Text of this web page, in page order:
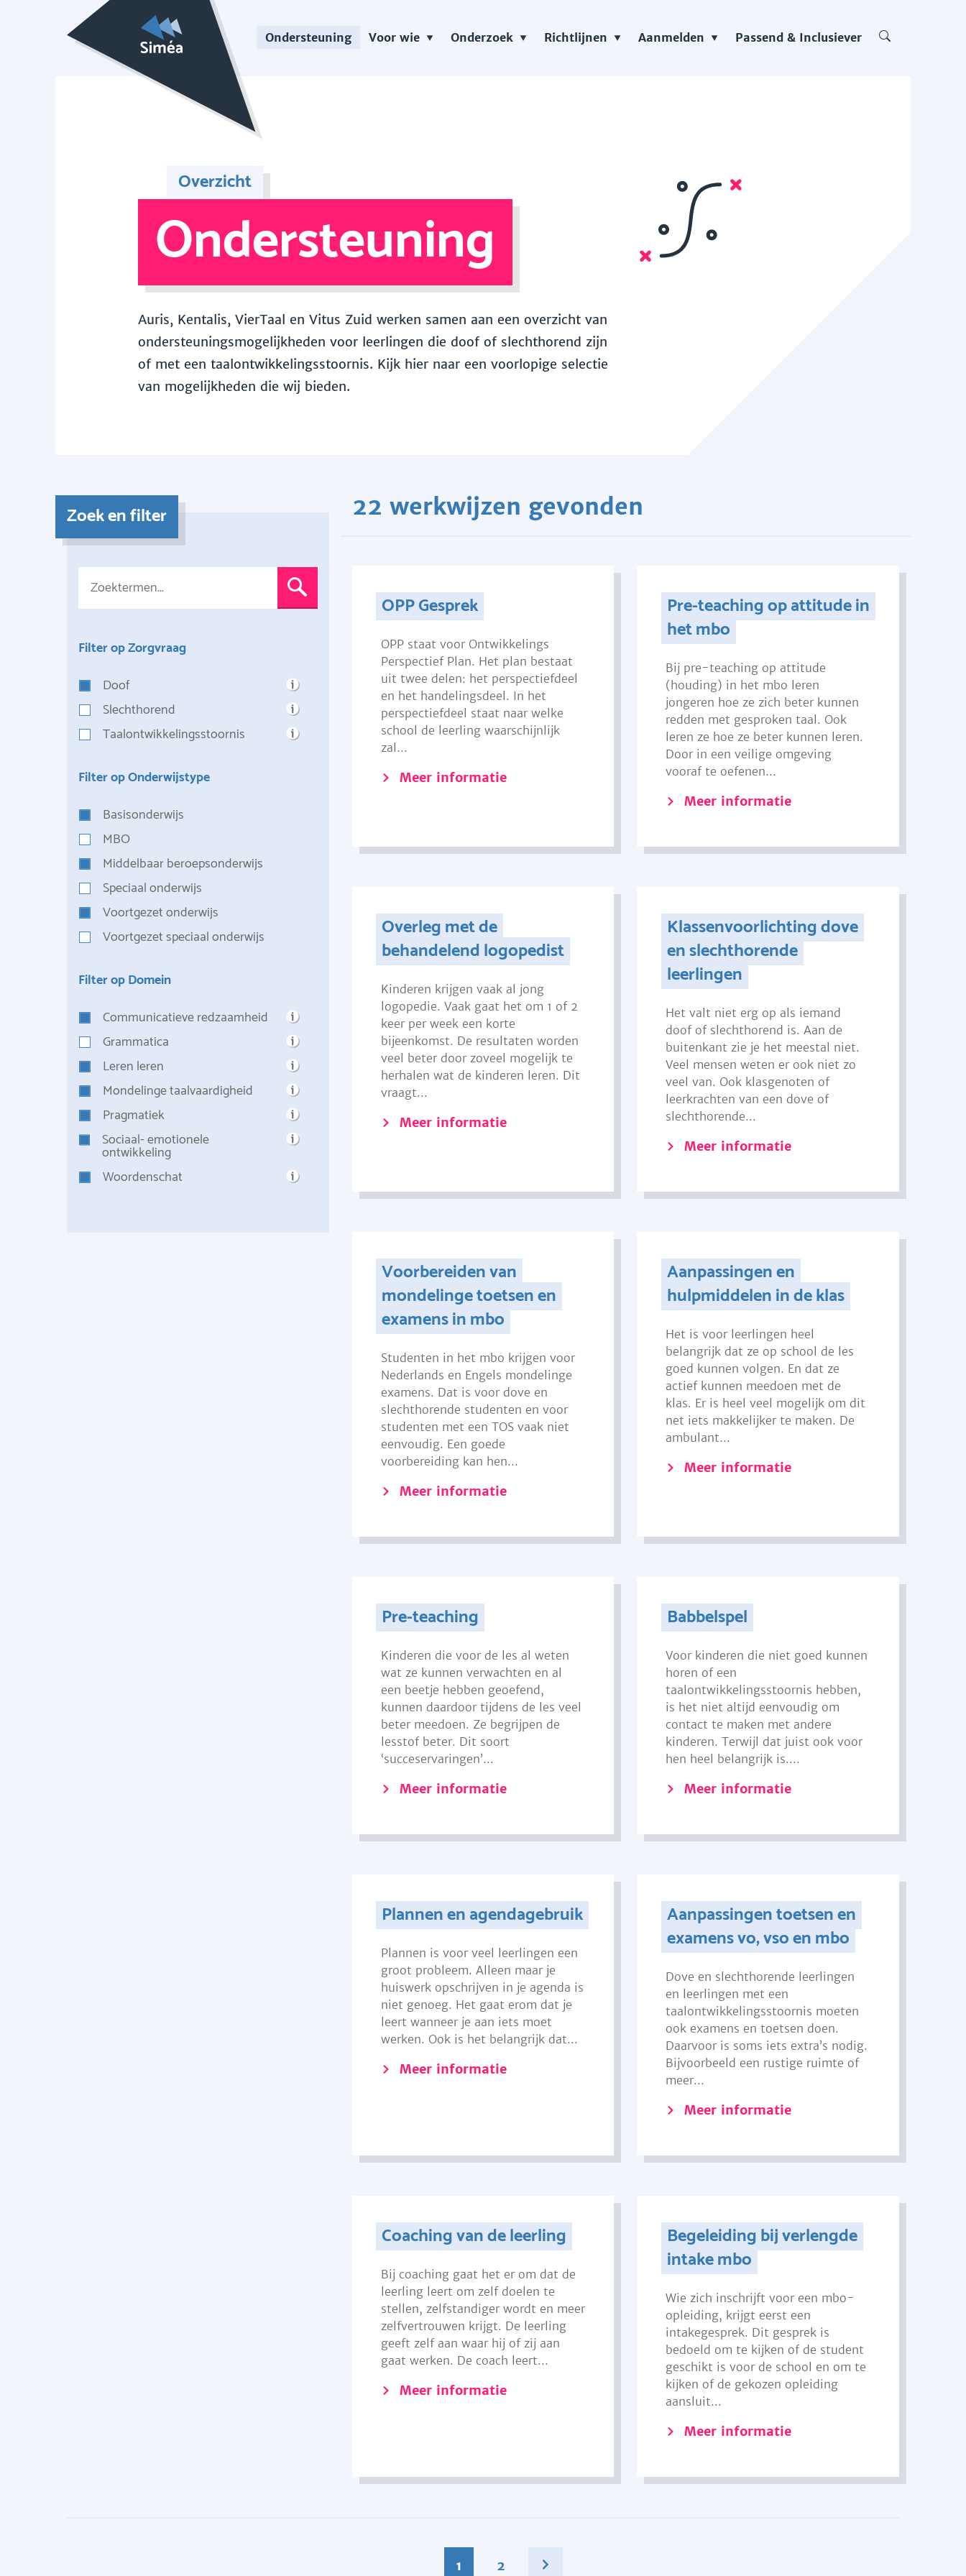
Ondersteuning Voor wie Onderzoek Richtlijnen Aanmelden Passend & Inclusiever
Overzicht
Ondersteuning
Auris, Kentalis, VierTaal en Vitus Zuid werken samen aan een overzicht van
ondersteuningsmogelijkheden voor leerlingen die doof of slechthorend zijn
of met een taalontwikkelingsstoornis. Kijk hier naar een voorlopige selectie
van mogelijkheden die wij bieden.
Zoek en filter
Filter op Zorgvraag
Doof
Slechthorend
Taalontwikkelingsstoornis
Filter op Onderwijstype
Basisonderwijs
MBO
Middelbaar beroepsonderwijs
Speciaal onderwijs
Voortgezet onderwijs
Voortgezet speciaal onderwijs
Filter op Domein
Communicatieve redzaamheid
Grammatica
Leren leren
Mondelinge taalvaardigheid
Pragmatiek
Sociaal- emotionele
ontwikkeling
Woordenschat
22 werkwijzen gevonden
OPP Gesprek
OPP staat voor Ontwikkelings
Perspectief Plan. Het plan bestaat
uit twee delen: het perspectiefdeel
en het handelingsdeel. In het
perspectiefdeel staat naar welke
school de leerling waarschijnlijk
zal...
Meer informatie
Pre-teaching op attitude in
het mbo
Bij pre-teaching op attitude
(houding) in het mbo leren
jongeren hoe ze zich beter kunnen
redden met gesproken taal. Ook
leren ze hoe ze beter kunnen leren.
Door in een veilige omgeving
vooraf te oefenen...
Meer informatie
Overleg met de
behandelend logopedist
Kinderen krijgen vaak al jong
logopedie. Vaak gaat het om 1 of 2
keer per week een korte
bijeenkomst. De resultaten worden
veel beter door zoveel mogelijk te
herhalen wat de kinderen leren. Dit
vraagt...
Meer informatie
Klassenvoorlichting dove
en slechthorende
leerlingen
Het valt niet erg op als iemand
doof of slechthorend is. Aan de
buitenkant zie je het meestal niet.
Veel mensen weten er ook niet zo
veel van. Ook klasgenoten of
leerkrachten van een dove of
slechthorende...
Meer informatie
Voorbereiden van
mondelinge toetsen en
examens in mbo
Studenten in het mbo krijgen voor
Nederlands en Engels mondelinge
examens. Dat is voor dove en
slechthorende studenten en voor
studenten met een TOS vaak niet
eenvoudig. Een goede
voorbereiding kan hen...
Meer informatie
Aanpassingen en
hulpmiddelen in de klas
Het is voor leerlingen heel
belangrijk dat ze op school de les
goed kunnen volgen. En dat ze
actief kunnen meedoen met de
klas. Er is heel veel mogelijk om dit
net iets makkelijker te maken. De
ambulant...
Meer informatie
Pre-teaching
Kinderen die voor de les al weten
wat ze kunnen verwachten en al
een beetje hebben geoefend,
kunnen daardoor tijdens de les veel
beter meedoen. Ze begrijpen de
lesstof beter. Dit soort
‘succeservaringen’...
Meer informatie
Babbelspel
Voor kinderen die niet goed kunnen
horen of een
taalontwikkelingsstoornis hebben,
is het niet altijd eenvoudig om
contact te maken met andere
kinderen. Terwijl dat juist ook voor
hen heel belangrijk is....
Meer informatie
Plannen en agendagebruik
Plannen is voor veel leerlingen een
groot probleem. Alleen maar je
huiswerk opschrijven in je agenda is
niet genoeg. Het gaat erom dat je
leert wanneer je aan iets moet
werken. Ook is het belangrijk dat...
Meer informatie
Aanpassingen toetsen en
examens vo, vso en mbo
Dove en slechthorende leerlingen
en leerlingen met een
taalontwikkelingsstoornis moeten
ook examens en toetsen doen.
Daarvoor is soms iets extra’s nodig.
Bijvoorbeeld een rustige ruimte of
meer...
Meer informatie
Coaching van de leerling
Bij coaching gaat het er om dat de
leerling leert om zelf doelen te
stellen, zelfstandiger wordt en meer
zelfvertrouwen krijgt. De leerling
geeft zelf aan waar hij of zij aan
gaat werken. De coach leert...
Meer informatie
Begeleiding bij verlengde
intake mbo
Wie zich inschrijft voor een mbo-
opleiding, krijgt eerst een
intakegesprek. Dit gesprek is
bedoeld om te kijken of de student
geschikt is voor de school en om te
kijken of de gekozen opleiding
aansluit...
Meer informatie
1 2